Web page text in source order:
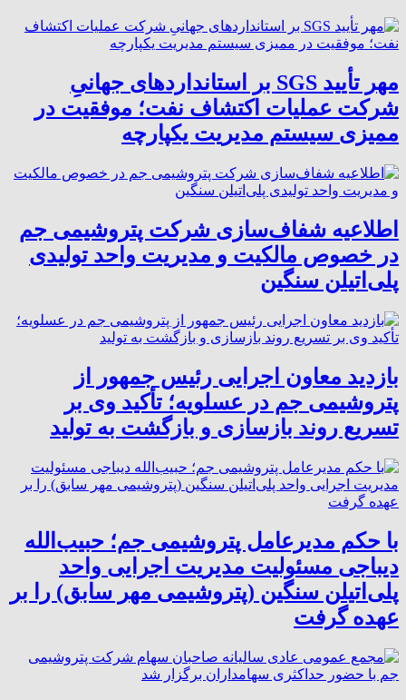
مهر تأیید SGS بر استانداردهای جهانیِ
شرکت عملیات اکتشاف نفت؛ موفقیت در
ممیزی سیستم مدیریت یکپارچه
اطلاعیه شفاف‌سازی شرکت پتروشیمی جم
در خصوص مالکیت و مدیریت واحد تولیدی
پلی‌اتیلن سنگین
بازدید معاون اجرایی رئیس جمهور از
پتروشیمی جم در عسلویه؛ تأکید وی بر
تسریع روند بازسازی و بازگشت به تولید
با حکم مدیرعامل پتروشیمی جم؛ حبیب‌الله
دیباجی مسئولیت مدیریت اجرایی واحد
پلی‌اتیلن سنگین (پتروشیمی مهر سابق) را بر
عهده گرفت